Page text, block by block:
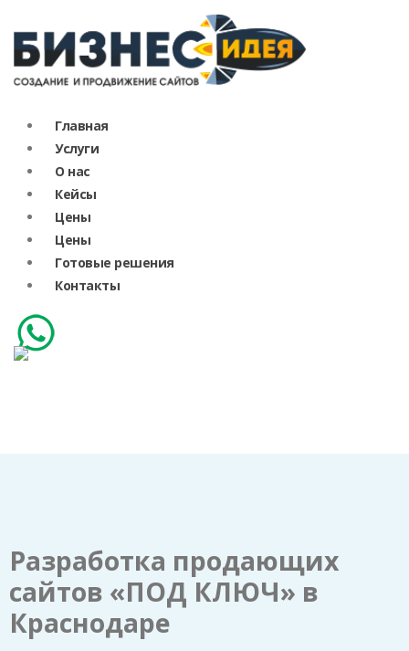
Главная
Услуги
О нас
Кейсы
Цены
Цены
Готовые решения
Контакты
Разработка продающих
сайтов «ПОД КЛЮЧ» в
Краснодаре